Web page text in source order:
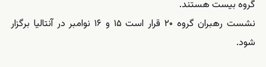
گروه بیست هستند.
نشست رهبران گروه ۲۰ قرار است ۱۵ و ۱۶ نوامبر در آنتالیا برگزار
شود.